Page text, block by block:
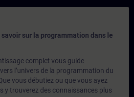
sur la programmation dans le
complet vous guide
l’univers de la programmation du
vous débutiez ou que vous ayez
y trouverez des connaissances plus